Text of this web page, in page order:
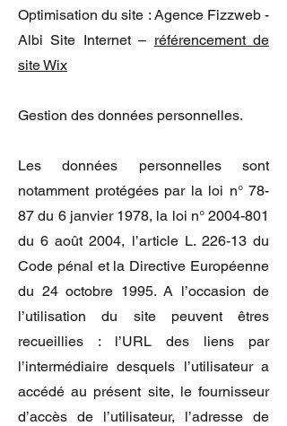
Optimisation du site : Agence Fizzweb -
Albi Site Internet – référencement de
site Wix
Gestion des données personnelles.
Les données personnelles sont
notamment protégées par la loi n° 78-
87 du 6 janvier 1978, la loi n° 2004-801
du 6 août 2004, l’article L. 226-13 du
Code pénal et la Directive Européenne
du 24 octobre 1995. A l’occasion de
l’utilisation du site peuvent êtres
recueillies : l’URL des liens par
l’intermédiaire desquels l’utilisateur a
accédé au présent site, le fournisseur
d’accès de l’utilisateur, l’adresse de